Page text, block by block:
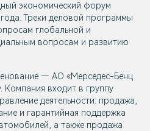
экономический форум
Треки деловой программы
глобальной и
вопросам и развитию
— AO «Мерседес-Бенц
Компания входит в группу
деятельности: продажа,
и гарантийная поддержка
а также продажа